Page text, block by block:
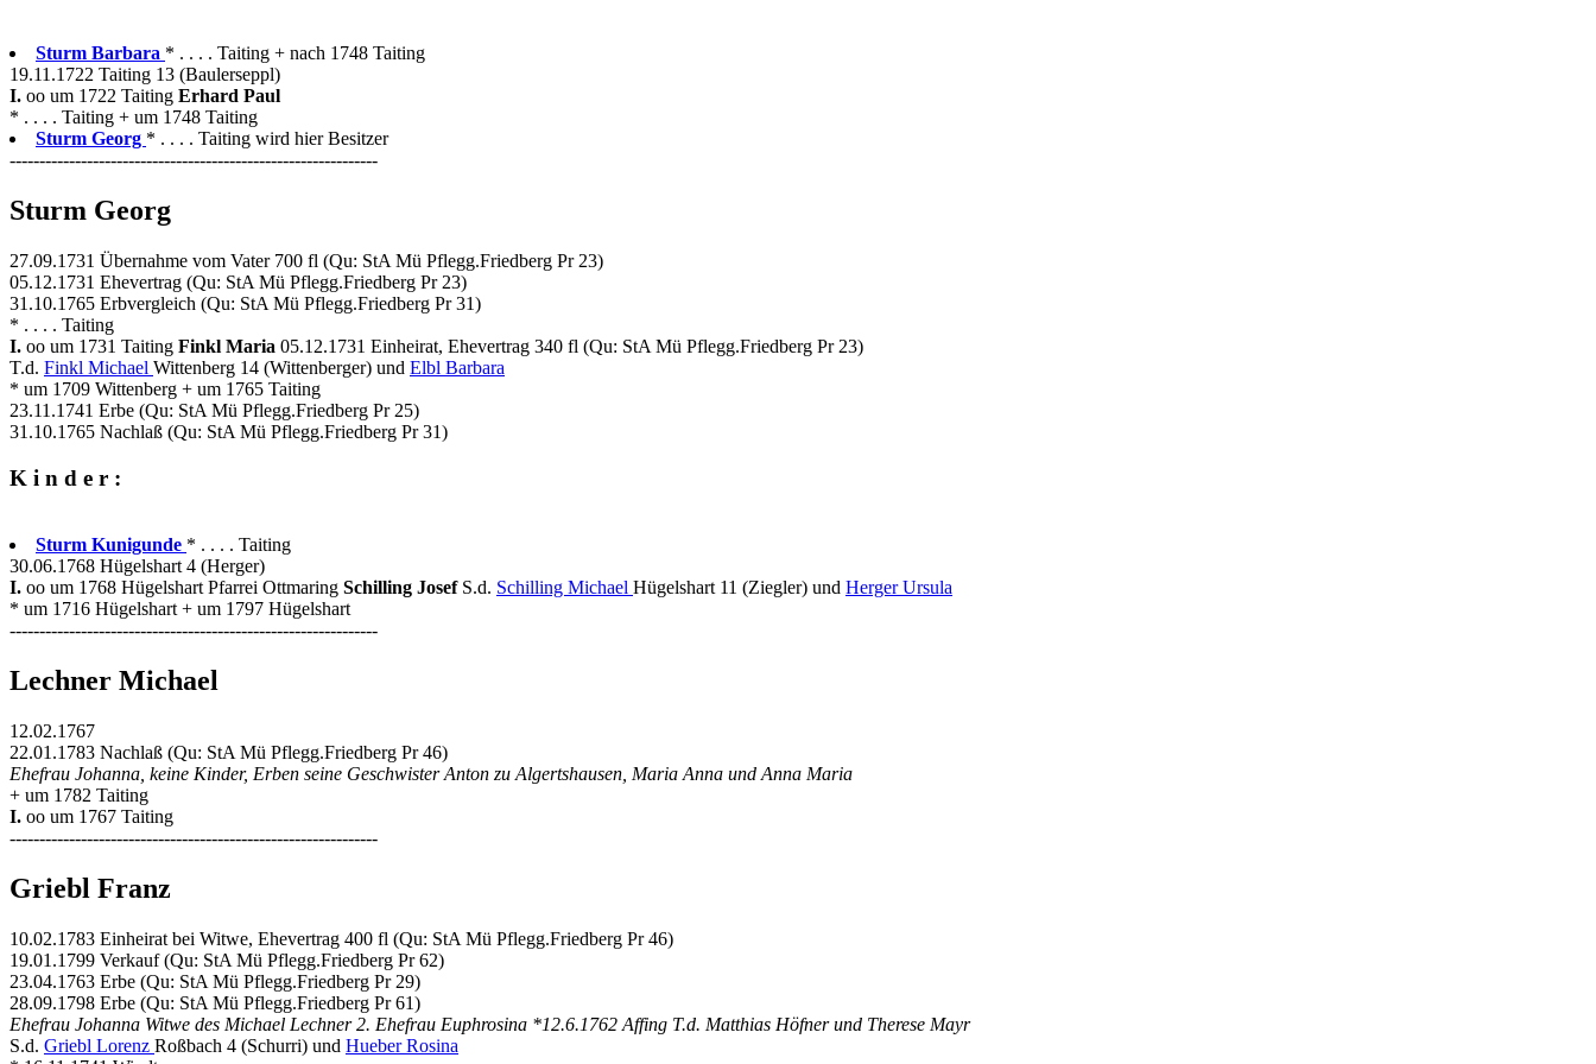
Sturm Barbara * . . . . Taiting + nach 1748 Taiting
19.11.1722 Taiting 13 (Baulerseppl)
I. oo um 1722 Taiting Erhard Paul
* . . . . Taiting + um 1748 Taiting
Sturm Georg * . . . . Taiting wird hier Besitzer
--------------------------------------------------------------
Sturm Georg
27.09.1731 Übernahme vom Vater 700 fl (Qu: StA Mü Pflegg.Friedberg Pr 23)
05.12.1731 Ehevertrag (Qu: StA Mü Pflegg.Friedberg Pr 23)
31.10.1765 Erbvergleich (Qu: StA Mü Pflegg.Friedberg Pr 31)
* . . . . Taiting
I. oo um 1731 Taiting Finkl Maria 05.12.1731 Einheirat, Ehevertrag 340 fl (Qu: StA Mü Pflegg.Friedberg Pr 23)
T.d. Finkl Michael Wittenberg 14 (Wittenberger) und Elbl Barbara
* um 1709 Wittenberg + um 1765 Taiting
23.11.1741 Erbe (Qu: StA Mü Pflegg.Friedberg Pr 25)
31.10.1765 Nachlaß (Qu: StA Mü Pflegg.Friedberg Pr 31)
K i n d e r :
Sturm Kunigunde * . . . . Taiting
30.06.1768 Hügelshart 4 (Herger)
I. oo um 1768 Hügelshart Pfarrei Ottmaring Schilling Josef S.d. Schilling Michael Hügelshart 11 (Ziegler) und Herger Ursula
* um 1716 Hügelshart + um 1797 Hügelshart
--------------------------------------------------------------
Lechner Michael
12.02.1767
22.01.1783 Nachlaß (Qu: StA Mü Pflegg.Friedberg Pr 46)
Ehefrau Johanna, keine Kinder, Erben seine Geschwister Anton zu Algertshausen, Maria Anna und Anna Maria
+ um 1782 Taiting
I. oo um 1767 Taiting
--------------------------------------------------------------
Griebl Franz
10.02.1783 Einheirat bei Witwe, Ehevertrag 400 fl (Qu: StA Mü Pflegg.Friedberg Pr 46)
19.01.1799 Verkauf (Qu: StA Mü Pflegg.Friedberg Pr 62)
23.04.1763 Erbe (Qu: StA Mü Pflegg.Friedberg Pr 29)
28.09.1798 Erbe (Qu: StA Mü Pflegg.Friedberg Pr 61)
Ehefrau Johanna Witwe des Michael Lechner 2. Ehefrau Euphrosina *12.6.1762 Affing T.d. Matthias Höfner und Therese Mayr
S.d. Griebl Lorenz Roßbach 4 (Schurri) und Hueber Rosina